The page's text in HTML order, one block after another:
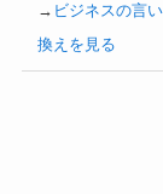
→ ビジネスの言い
換えを見る